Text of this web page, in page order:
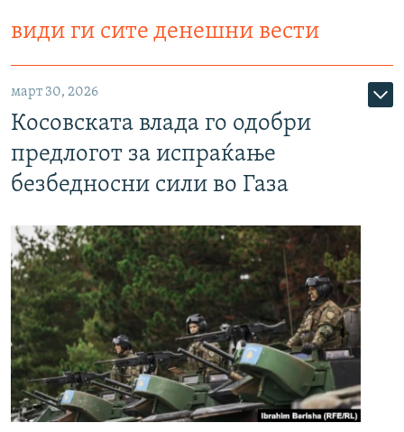
види ги сите денешни вести
март 30, 2026
Косовската влада го одобри
предлогот за испраќање
безбедносни сили во Газа